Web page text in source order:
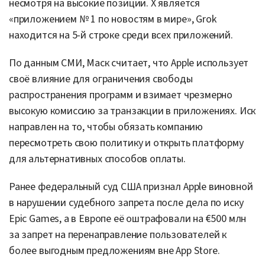
несмотря на высокие позиции. X является
«приложением № 1 по новостям в мире», Grok
находится на 5-й строке среди всех приложений.
По данным СМИ, Маск считает, что Apple использует
своё влияние для ограничения свободы
распространения программ и взимает чрезмерно
высокую комиссию за транзакции в приложениях. Иск
направлен на то, чтобы обязать компанию
пересмотреть свою политику и открыть платформу
для альтернативных способов оплаты.
Ранее федеральный суд США признал Apple виновной
в нарушении судебного запрета после дела по иску
Epic Games, а в Европе её оштрафовали на €500 млн
за запрет на перенаправление пользователей к
более выгодным предложениям вне App Store.